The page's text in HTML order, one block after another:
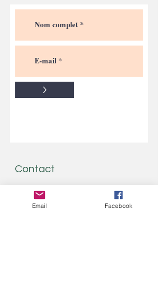
>
Contact
N'hésitez-pas à nous écrire!
Email Facebook